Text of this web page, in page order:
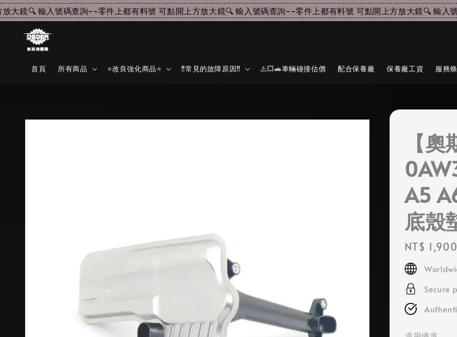
鏡🔍 輸入號碼查詢~~零件上都有料號 可點開上方放大鏡🔍 輸入號碼查詢~~零件上都有料號 可點開上方放大鏡🔍 輸入號
首頁 所有商品 ⭐改良強化商品⭐ ‼️常見的故障原因‼️ ⚠️💥🚗車輛碰撞估價 配合保養廠 保養廠工資 服務
【奧
A5
底殼
Regular
price
NT$ 1,900
Secure